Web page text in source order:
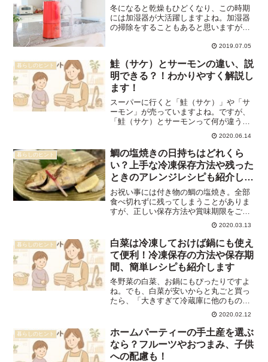
冬になると乾燥もひどくなり、この時期
には加湿器が大活躍しますよね。加湿器
の掃除をすることもあると思いますが、
ことはありませんか？白い塊になってい
ただ水洗いをするだ...
2019.07.05
暮らしのヒント
鮭（サケ）とサーモンの違い、説
明できる？！わかりやすく解説し
ます！
スーパーに行くと「鮭（サケ）」や「サ
ーモン」が売っていますよね。ですが、
「鮭（サケ）とサーモンって何が違う
の？」と子供に聞かれたら、すぐに答え
られるパパやママは少ないと思います。
「鮭（サケ）のことを英語でサーモンっ
て言っているだけなんじゃな...
2020.06.14
暮らしのヒント
鯛の塩焼きの日持ちはどれくら
い？上手な冷凍保存方法や残った
ときのアレンジレシピも紹介しま
す
お祝い事には付き物の鯛の塩焼き。全部
食べ切れずに残ってしまうことがありま
すが、正しい保存方法や賞味期限をご存
知でしょうか。高価なものですし、残さ
ず食べきりたいですよね。鯛の塩焼き
は、塩漬けに一晩置いて仕込んでから遠
赤外線で焼きますので結構日...
2020.03.13
暮らしのヒント
白菜は冷凍しておけば鍋にも使え
て便利！冷凍保存の方法や保存期
間、簡単レシピも紹介します
冬野菜の白菜、お鍋にもぴったりですよ
ね。でも、白菜が安いからと丸ごと買っ
たら、「大きすぎて冷蔵庫に他のものが
入らない！」なんてことがあると思いま
す。また、 食べきれなくて腐らせてしま
う こともありますよね。実は、白菜は 冷
凍保存 することが...
2020.02.12
暮らしのヒント
ホームパーティーの手土産を選ぶ
なら？フルーツやおつまみ、子供
への配慮も！